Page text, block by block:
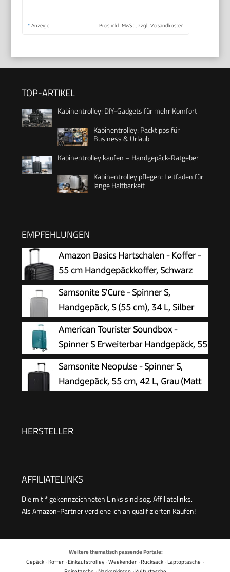
* Anzeige Preis inkl. MwSt., zzgl. Versandkosten
TOP-ARTIKEL
Kabinentrolley: DIY-Gadgets für mehr Komfort
Kabinentrolley: Packtipps für
Business & Urlaub
Kabinentrolley kaufen – Handgepäck-Ratgeber
Kabinentrolley pflegen: Leitfaden für
lange Haltbarkeit
EMPFEHLUNGEN
Amazon Basics Hartschalen - Koffer -
55 cm Handgepäckkoffer, Schwarz
Samsonite S'Cure - Spinner S,
Handgepäck, S (55 cm), 34 L, Silber
(Silver)
American Tourister Soundbox -
Spinner S Erweiterbar Handgepäck, 55
cm, 35.5/41 L, Grün (Jade Green)
Samsonite Neopulse - Spinner S,
Handgepäck, 55 cm, 42 L, Grau (Matt
HERSTELLER
AFFILIATELINKS
Die mit * gekennzeichneten Links sind sog. Affiliatelinks.
Als Amazon-Partner verdiene ich an qualifizierten Käufen!
Weitere thematisch passende Portale:
Gepäck ·Koffer ·Einkaufstrolley ·Weekender ·Rucksack ·Laptoptasche ·